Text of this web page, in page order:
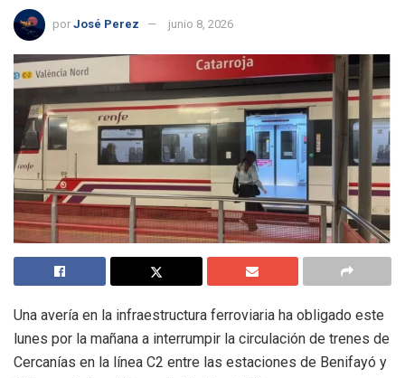
por José Perez junio 8, 2026
Una avería en la infraestructura ferroviaria ha obligado este
lunes por la mañana a interrumpir la circulación de trenes de
Cercanías en la línea C2 entre las estaciones de Benifayó y